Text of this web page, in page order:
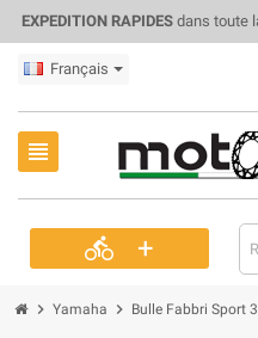
EXPEDITION RAPIDESdans toute
Français
view_headline
directions_bike +
chevron_right Yamaha chevron_right Bulle Fabbri Sport